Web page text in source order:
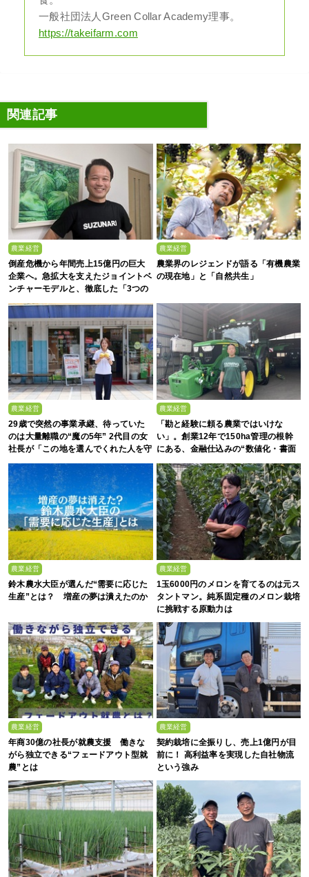
一般社団法人Green Collar Academy理事。
https://takeifarm.com
関連記事
農業経営
倒産危機から年間売上15億円の巨大
企業へ。急拡大を支えたジョイントベ
ンチャーモデルと、徹底した「3つの
ルール」
農業経営
農業界のレジェンドが語る「有機農業
の現在地」と「自然共生」
農業経営
29歳で突然の事業承継、待っていた
のは大量離職の“魔の5年” 2代目の女
社長が「この地を選んでくれた人を守
る」と誓った日
農業経営
「勘と経験に頼る農業ではいけな
い」。創業12年で150ha管理の根幹
にある、金融仕込みの“数値化・書面
化”と省力化への貪欲さ
農業経営
鈴木農水大臣が選んだ“需要に応じた
生産”とは？ 増産の夢は潰えたのか
農業経営
1玉6000円のメロンを育てるのは元ス
タントマン。純系固定種のメロン栽培
に挑戦する原動力は
農業経営
年商30億の社長が就農支援 働きな
がら独立できる“フェードアウト型就
農”とは
農業経営
契約栽培に全振りし、売上1億円が目
前に！ 高利益率を実現した自社物流
という強み